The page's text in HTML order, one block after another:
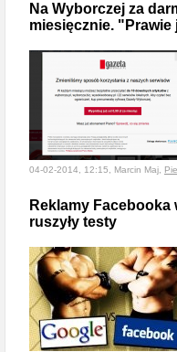
Na Wyborczej za
miesięcznie. "Prawie
04-02-2014, 12:15, Marcin Maj,
Reklamy
ruszyły testy